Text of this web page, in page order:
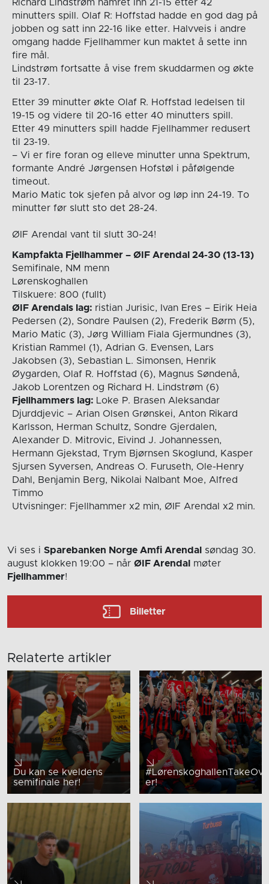
Richard Lindstrøm hamret inn 21-15 etter 42
minutters spill. Olaf R: Hoffstad hadde en god dag på
jobben og satt inn 22-16 like etter. Halvveis i andre
omgang hadde Fjellhammer kun maktet å sette inn
fire mål.
Lindstrøm fortsatte å vise frem skuddarmen og økte
til 23-17.
Etter 39 minutter økte Olaf R. Hoffstad ledelsen til
19-15 og videre til 20-16 etter 40 minutters spill.
Etter 49 minutters spill hadde Fjellhammer redusert
til 23-19.
– Vi er fire foran og elleve minutter unna Spektrum,
formante André Jørgensen Hofstøl i påfølgende
timeout.
Mario Matic tok sjefen på alvor og løp inn 24-19. To
minutter før slutt sto det 28-24.
ØIF Arendal vant til slutt 30-24!
Kampfakta Fjellhammer – ØIF Arendal 24-30 (13-13)
Semifinale, NM menn
Lørenskoghallen
Tilskuere: 800 (fullt)
ØIF Arendals lag: ristian Jurisic, Ivan Eres – Eirik Heia
Pedersen (2), Sondre Paulsen (2), Frederik Børm (5),
Mario Matic (3), Jørg William Fiala Gjermundnes (3),
Kristian Rammel (1), Adrian G. Evensen, Lars
Jakobsen (3), Sebastian L. Simonsen, Henrik
Øygarden, Olaf R. Hoffstad (6), Magnus Søndenå,
Jakob Lorentzen og Richard H. Lindstrøm (6)
Fjellhammers lag: Loke P. Brasen Aleksandar
Djurddjevic – Arian Olsen Grønskei, Anton Rikard
Karlsson, Herman Schultz, Sondre Gjerdalen,
Alexander D. Mitrovic, Eivind J. Johannessen,
Hermann Gjekstad, Trym Bjørnsen Skoglund, Kasper
Sjursen Syversen, Andreas O. Furuseth, Ole-Henry
Dahl, Benjamin Berg, Nikolai Nalbant Moe, Alfred
Timmo
Utvisninger: Fjellhammer x2 min, ØIF Arendal x2 min.
Vi ses i Sparebanken Norge Amfi Arendal
søndag 30.
august klokken 19:00 – når ØIF Arendal
møter
Fjellhammer!
Billetter
Relaterte artikler
Du kan se kveldens
semifinale her!
#LørenskoghallenTakeOv
er!